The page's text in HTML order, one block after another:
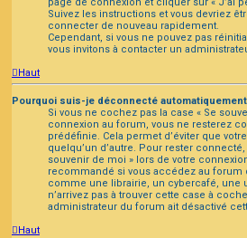
Suivez les instructions et vous devriez
connecter de nouveau rapidement.
Cependant, si vous ne pouvez pas
vous invitons à contacter un
Haut
Pourquoi suis-je déconnecté
Si vous ne cochez pas la case « Se
connexion au forum, vous ne resterez
prédéfinie. Cela permet d’éviter que
quelqu’un d’autre. Pour rester
souvenir de moi » lors de votre
recommandé si vous accédez au
comme une librairie, un cybercafé, une
n’arrivez pas à trouver cette case à
administrateur du forum ait désactivé
Haut